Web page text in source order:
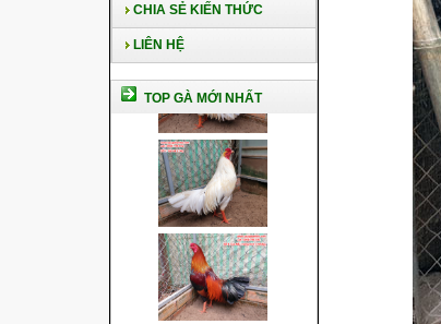
CHIA SẺ KIẾN THỨC
LIÊN HỆ
TOP GÀ MỚI NHẤT